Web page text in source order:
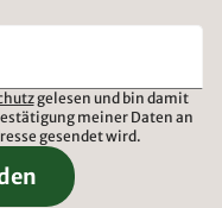
gelesen und bin damit
meiner Daten an
gesendet wird.